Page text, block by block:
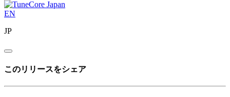
EN
JP
このリリースをシェア